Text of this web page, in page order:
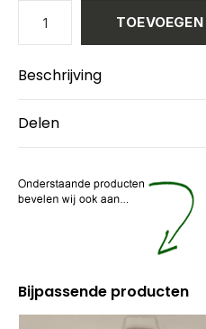
Beschrijving
Delen
Bijpassende producten